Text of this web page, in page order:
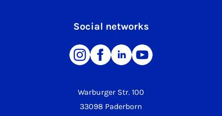
Warburger Str. 100
33098 Paderborn
Social networks